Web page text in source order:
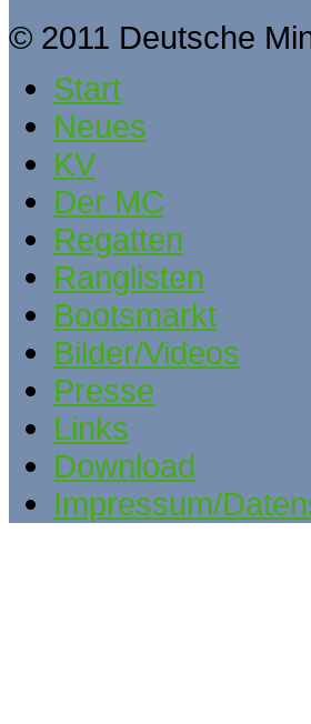
© 2011 Deutsche
Start
Neues
KV
Der MC
Regatten
Ranglisten
Bootsmarkt
Bilder/Videos
Presse
Links
Download
Impressum/